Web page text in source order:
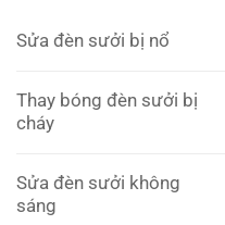
Sửa đèn sưởi bị nổ
Thay bóng đèn sưởi bị
cháy
Sửa đèn sưởi không
sáng